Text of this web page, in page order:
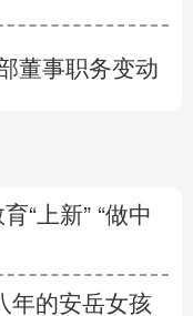
董事职务变动
“上新” “做中
年的安岳女孩